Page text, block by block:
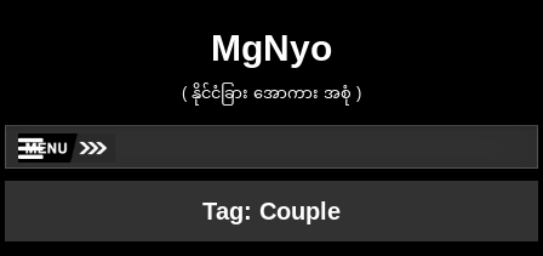
MgNyo
( နိုင်ငံခြား အောကား အစုံ )
Tag: Couple